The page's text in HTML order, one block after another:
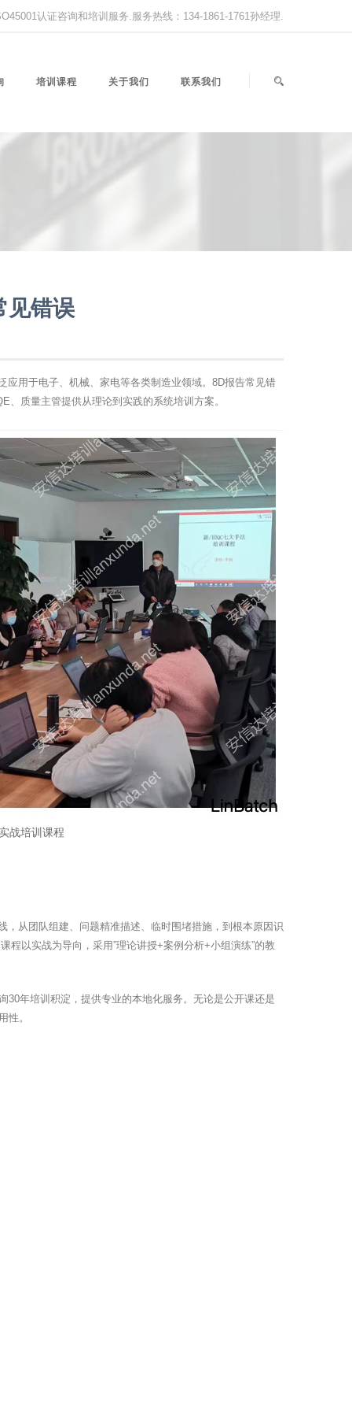
认证咨询和培训服务.服务热线：134-1861-1761孙经理.
培训课程 关于我们 联系我们
错误
用于电子、机械、家电等各类制造业领域。8D报告常见错
质量主管提供从理论到实践的系统培训方案。
战培训课程
从团队组建、问题精准描述、临时围堵措施，到根本原因识
以实战为导向，采用”理论讲授+案例分析+小组演练”的教
年培训积淀，提供专业的本地化服务。无论是公开课还是
性。